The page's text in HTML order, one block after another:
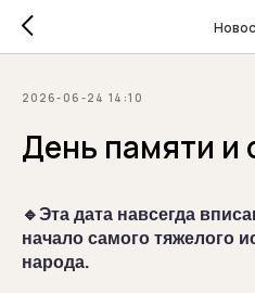
2026-06-24 14:10
День памяти и
🔹Эта дата навсегда
начало самого тяжелого
народа.